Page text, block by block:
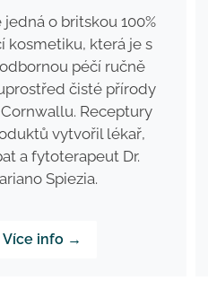
jedná o britskou 100%
kosmetiku, která je s
péčí ručně
čisté přírody
Receptury
vytvořil lékař,
a fytoterapeut Dr.
Spiezia.
Více info →